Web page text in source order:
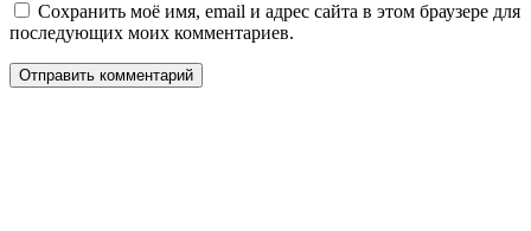
Сохранить моё имя, email и адрес сайта в этом браузере для
последующих моих комментариев.